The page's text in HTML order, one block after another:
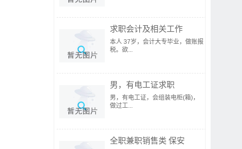
求职会计及相关工作
本人 37岁，会计大专毕业，做账报
税。欲...
男，有电工证求职
男，有电工证，会组装电柜(箱)，
做过工...
全职兼职销售类 保安